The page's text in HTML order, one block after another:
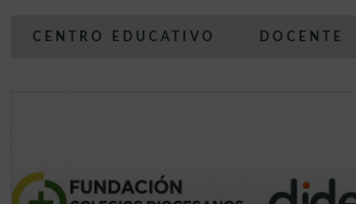
CENTRO EDUCATIVO DOCENTE